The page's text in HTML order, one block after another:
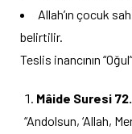
Allah’ın çocuk
belirtilir.
Teslis inancının
Mâide Suresi
“Andolsun, ‘Allah,